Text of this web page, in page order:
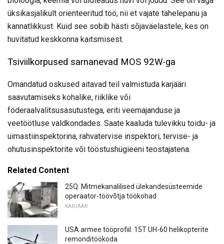
üksikasjalikult orienteeritud töö, nii et vajate tähelepanu ja
kannatlikkust. Kuid see sobib hästi sõjaväelastele, kes on
huvitatud keskkonna kaitsmisest.
Tsiviilkorpused sarnanevad MOS 92W-ga
Omandatud oskused aitavad teil valmistuda karjääri
saavutamiseks kohalike, riiklike või
föderaalvalitsusasutustega, eriti veemajanduse ja
veetöötluse valdkondades. Saate kaaluda tulevikku toidu- ja
uimastiinspektorina, rahvatervise inspektori, tervise- ja
ohutusinspektorite või tööstushügieeni teostajatena.
Related Content
25Q: Mitmekanalilised ülekandesüsteemide
operaator-töövõtja töökohad
KARJÄÄR
USA armee tööprofiil: 15T UH-60 helikopterite
remonditöökoda